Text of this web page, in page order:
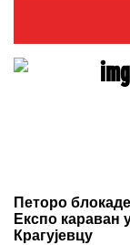
Петоро
Експо караван
Крагујевцу